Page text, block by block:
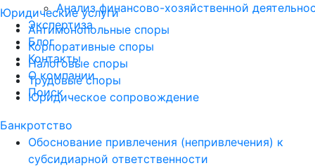
Юридические услуги
Антимонопольные споры
Корпоративные споры
Налоговые споры
Трудовые споры
Юридическое сопровождение
Банкротство
Обоснование привлечения (непривлечения) к
субсидиарной ответственности
Анализ финансово-хозяйственной
Экспертиза
Блог
Контакты
О компании
Поиск